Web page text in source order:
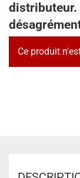
distributeur.
Ce produit